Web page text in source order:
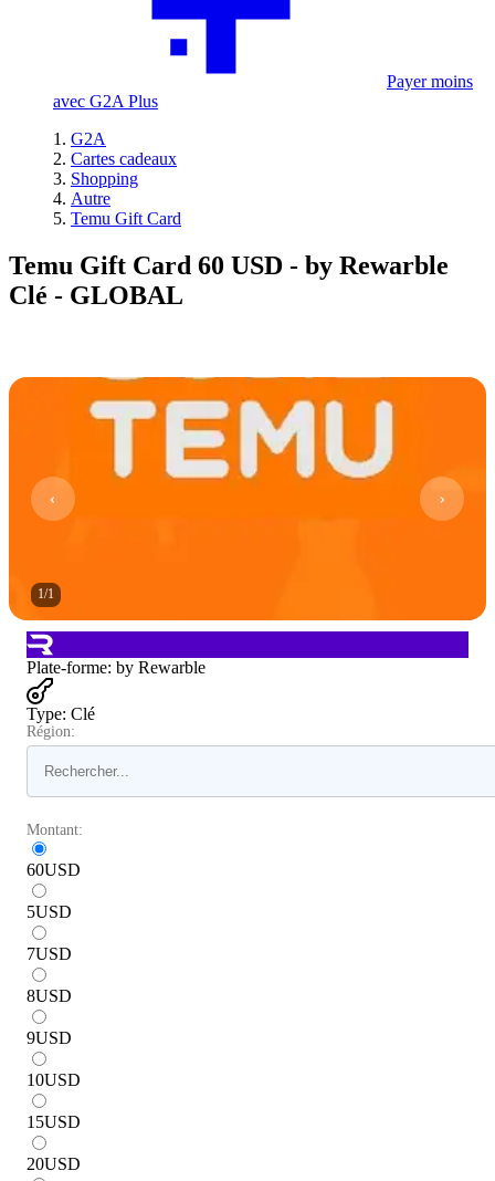
Payer moins
avec G2A Plus
G2A
Cartes cadeaux
Shopping
Autre
Temu Gift Card
Temu Gift Card 60 USD - by Rewarble
Clé - GLOBAL
1/1
Plate-forme: by Rewarble
Type: Clé
Région:
Montant:
60USD
5USD
7USD
8USD
9USD
10USD
15USD
20USD